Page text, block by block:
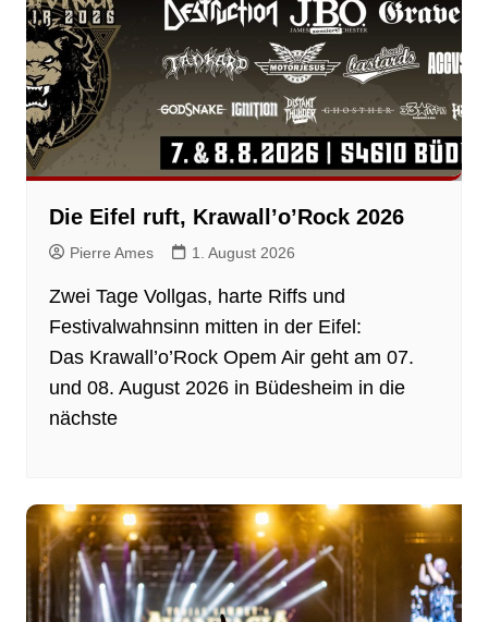
Die Eifel ruft, Krawall’o’Rock 2026
Pierre Ames 1. August 2026
Zwei Tage Vollgas, harte Riffs und
Festivalwahnsinn mitten in der Eifel:
Das Krawall’o’Rock Opem Air geht am 07.
und 08. August 2026 in Büdesheim in die
nächste